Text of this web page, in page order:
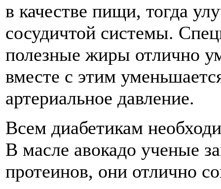
в качестве пищи, тогда
сосудичтой системы.
полезные жиры отлично
вместе с этим
артериальное давление.
Всем диабетикам
В масле авокадо ученые
протеинов, они отлично